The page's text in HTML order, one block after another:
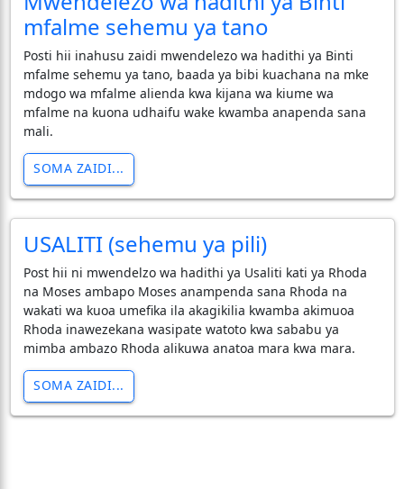
mfalme sehemu ya tano
Posti hii inahusu zaidi mwendelezo wa hadithi ya Binti
mfalme sehemu ya tano, baada ya bibi kuachana na mke
mdogo wa mfalme alienda kwa kijana wa kiume wa
mfalme na kuona udhaifu wake kwamba anapenda sana
mali.
SOMA ZAIDI...
USALITI (sehemu ya pili)
Post hii ni mwendelzo wa hadithi ya Usaliti kati ya Rhoda
na Moses ambapo Moses anampenda sana Rhoda na
wakati wa kuoa umefika ila akagikilia kwamba akimuoa
Rhoda inawezekana wasipate watoto kwa sababu ya
mimba ambazo Rhoda alikuwa anatoa mara kwa mara.
SOMA ZAIDI...